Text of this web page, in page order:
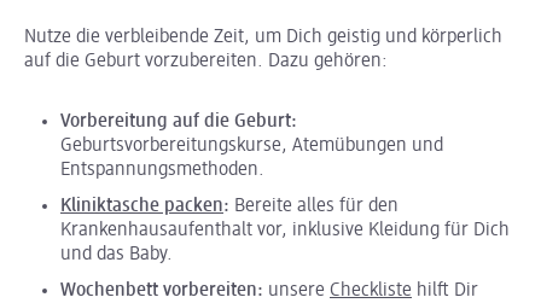
Nutze die verbleibende Zeit, um Dich geistig und körperlich
auf die Geburt vorzubereiten. Dazu gehören:
Vorbereitung auf die Geburt:
Geburtsvorbereitungskurse, Atemübungen und
Entspannungsmethoden.
Kliniktasche packen: Bereite alles für den
Krankenhausaufenthalt vor, inklusive Kleidung für Dich
und das Baby.
Wochenbett vorbereiten: unsere Checkliste hilft Dir